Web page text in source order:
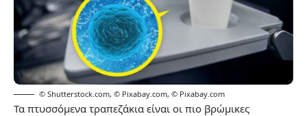
© Shutterstock.com, © Pixabay.com, © Pixabay.com
Τα πτυσσόμενα τραπεζάκια είναι οι πιο βρώμικες